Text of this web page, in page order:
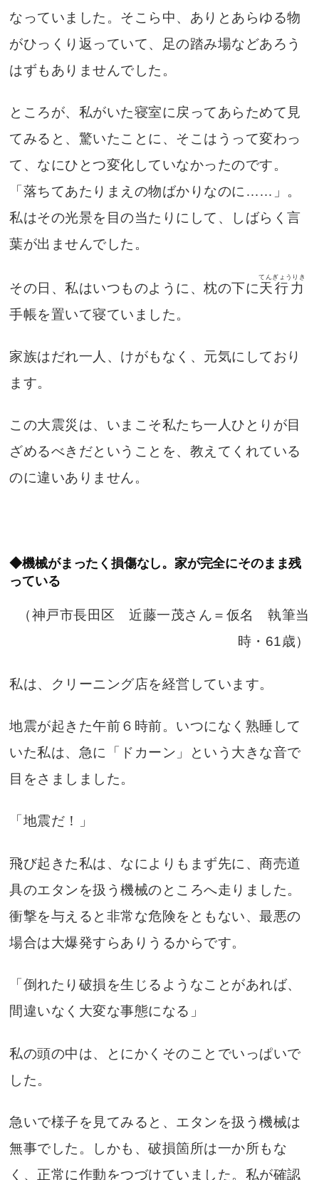
なっていました。そこら中、ありとあらゆる物
がひっくり返っていて、足の踏み場などあろう
はずもありませんでした。
ところが、私がいた寝室に戻ってあらためて見
てみると、驚いたことに、そこはうって変わっ
て、なにひとつ変化していなかったのです。
「落ちてあたりまえの物ばかりなのに……」。
私はその光景を目の当たりにして、しばらく言
葉が出ませんでした。
その日、私はいつものように、枕の下に天行力
てんぎょうりき
手帳を置いて寝ていました。
家族はだれ一人、けがもなく、元気にしており
ます。
この大震災は、いまこそ私たち一人ひとりが目
ざめるべきだということを、教えてくれている
のに違いありません。
◆機械がまったく損傷なし。家が完全にそのまま残
っている
（神戸市長田区 近藤一茂さん＝仮名 執筆当
時・61歳）
私は、クリーニング店を経営しています。
地震が起きた午前６時前。いつになく熟睡して
いた私は、急に「ドカーン」という大きな音で
目をさましました。
「地震だ！」
飛び起きた私は、なによりもまず先に、商売道
具のエタンを扱う機械のところへ走りました。
衝撃を与えると非常な危険をともない、最悪の
場合は大爆発すらありうるからです。
「倒れたり破損を生じるようなことがあれば、
間違いなく大変な事態になる」
私の頭の中は、とにかくそのことでいっぱいで
した。
急いで様子を見てみると、エタンを扱う機械は
無事でした。しかも、破損箇所は一か所もな
く、正常に作動をつづけていました。私が確認